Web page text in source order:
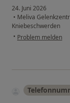
24. Juni 2026
• Meliva
Kniebeschwerden
• Problem melden